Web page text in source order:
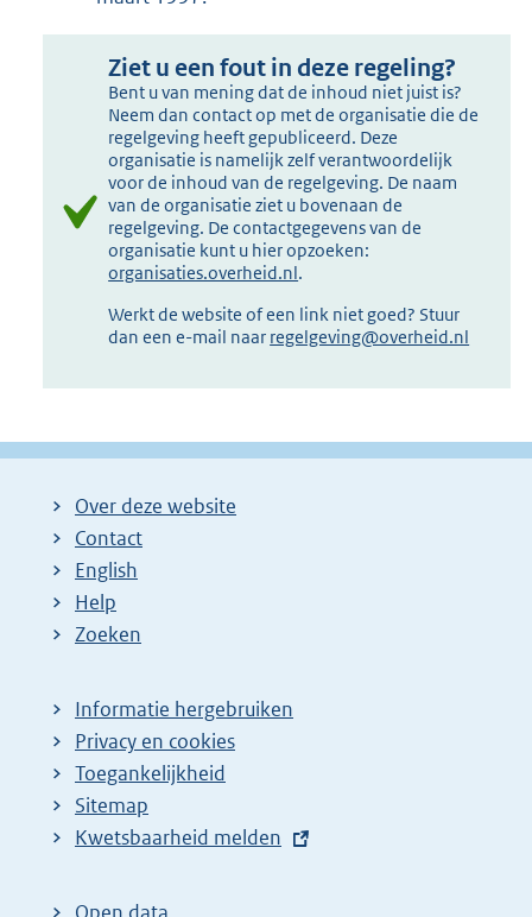
Ziet u een fout in deze regeling?
Bent u van mening dat de inhoud niet juist is?
Neem dan contact op met de organisatie die de
regelgeving heeft gepubliceerd. Deze
organisatie is namelijk zelf verantwoordelijk
voor de inhoud van de regelgeving. De naam
van de organisatie ziet u bovenaan de
regelgeving. De contactgegevens van de
organisatie kunt u hier opzoeken:
organisaties.overheid.nl.
Werkt de website of een link niet goed? Stuur
dan een e-mail naar regelgeving@overheid.nl
Over deze website
Contact
English
Help
Zoeken
Informatie hergebruiken
Privacy en cookies
Toegankelijkheid
Sitemap
E
t
Kwetsbaarheid melden
Open data